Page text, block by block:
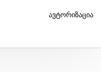
ავტორიზაცია